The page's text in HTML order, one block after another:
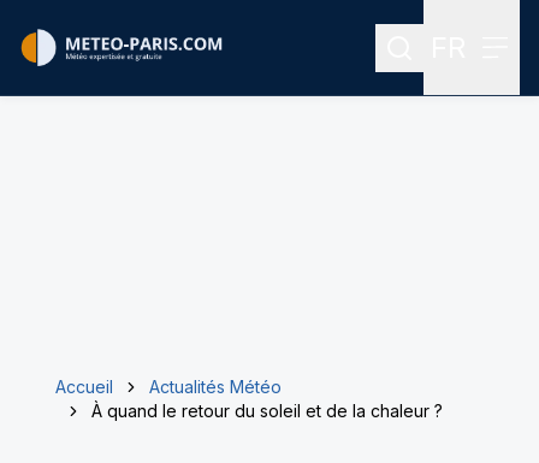
Rechercher
Accueil
Actualités Météo
À quand le retour du soleil et de la chaleur ?